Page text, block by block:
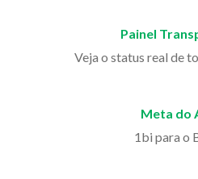
Painel
Veja o status real de
Meta do
1bi para o